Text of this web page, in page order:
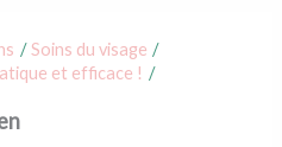
Soins du visage
et efficace !